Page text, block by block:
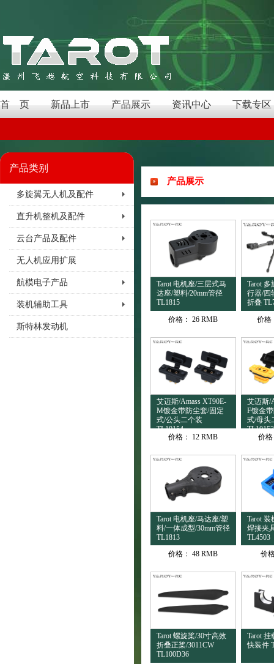
首 页 新品上市 产品展示 资讯中心 下载专区
产品类别
多旋翼无人机及配件
直升机整机及配件
云台产品及配件
无人机应用扩展
航模电子产品
装机辅助工具
斯特林发动机
产品展示
Tarot 电机座/三层式马
达座/塑料/20mm管径
TL1815
价格： 26 RMB
Tarot
行器/四
折叠
价格
艾迈斯/Amass XT90E-
M镀金带防尘套/固定
式/公头二个装
TL10154
价格：
12 RMB
艾迈斯/
F镀金
式/母头
TL10153
价
Tarot 电机座/马达座/塑
料/一体成型/30mm管径
TL1813
价格： 48 RMB
Tarot
焊接夹
TL4503
价
Tarot 螺旋桨/30寸高效
折叠正桨/3011CW
TL100D36
Tarot 挂
快装件